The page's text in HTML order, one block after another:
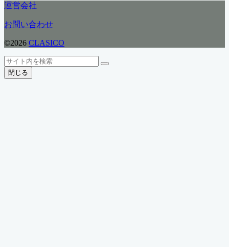
ゴ
リ
ー
運営会社
お問い合わせ
©2026 CLASICO
ト
ッ
プ
検
索
検
閉じる